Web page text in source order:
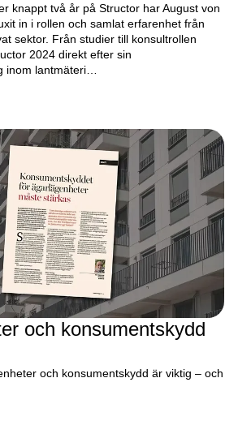
knappt två år på Structor har August von
in i rollen och samlat erfarenhet från
sektor. Från studier till konsultrollen
2024 direkt efter sin
inom lantmäteri…
och konsumentskydd
och konsumentskydd är viktig – och